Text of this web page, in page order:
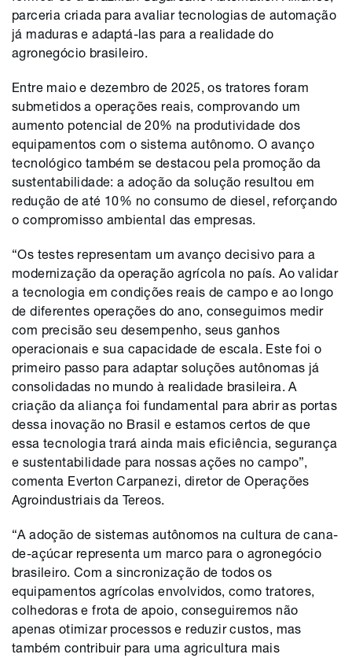
parceria criada para avaliar tecnologias de automação
já maduras e adaptá-las para a realidade do
agronegócio brasileiro.
Entre maio e dezembro de 2025, os tratores foram
submetidos a operações reais, comprovando um
aumento potencial de 20% na produtividade dos
equipamentos com o sistema autônomo. O avanço
tecnológico também se destacou pela promoção da
sustentabilidade: a adoção da solução resultou em
redução de até 10% no consumo de diesel, reforçando
o compromisso ambiental das empresas.
“Os testes representam um avanço decisivo para a
modernização da operação agrícola no país. Ao validar
a tecnologia em condições reais de campo e ao longo
de diferentes operações do ano, conseguimos medir
com precisão seu desempenho, seus ganhos
operacionais e sua capacidade de escala. Este foi o
primeiro passo para adaptar soluções autônomas já
consolidadas no mundo à realidade brasileira. A
criação da aliança foi fundamental para abrir as portas
dessa inovação no Brasil e estamos certos de que
essa tecnologia trará ainda mais eficiência, segurança
e sustentabilidade para nossas ações no campo”,
comenta Everton Carpanezi, diretor de Operações
Agroindustriais da Tereos.
“A adoção de sistemas autônomos na cultura de cana-
de-açúcar representa um marco para o agronegócio
brasileiro. Com a sincronização de todos os
equipamentos agrícolas envolvidos, como tratores,
colhedoras e frota de apoio, conseguiremos não
apenas otimizar processos e reduzir custos, mas
também contribuir para uma agricultura mais